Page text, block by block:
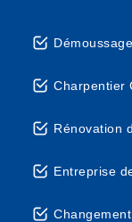
Charpentier
Rénovation
Entreprise